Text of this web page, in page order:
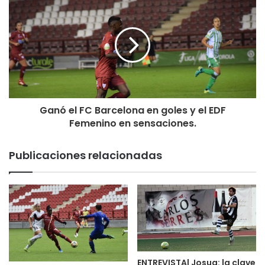
‪2’ |0-1| Gooooooolaaaaaazooooo de Adrien Goñi. Con una
vaselina desde la altura del círculo central del campo, Goñi
adelanta a los rojillos.‬
Así ha sido el golazo de Goñi
Así ha sido el golazo de Goñi
pic.twitter.com/j6JR4wmBEC
— Actualidad Rioja Baja
(@ActualidadRB)
December 15,
2018
Ganó el FC Barcelona en goles y el EDF
Femenino en sensaciones.
Publicaciones relacionadas